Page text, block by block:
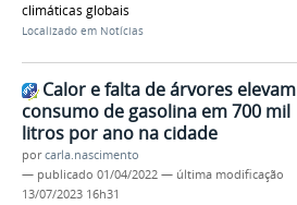
climáticas globais
Localizado em Notícias
Calor e falta de árvores elevam
consumo de gasolina em 700 mil
litros por ano na cidade
porcarla.nascimento
— publicado 01/04/2022 — última modificação
13/07/2023 16h31